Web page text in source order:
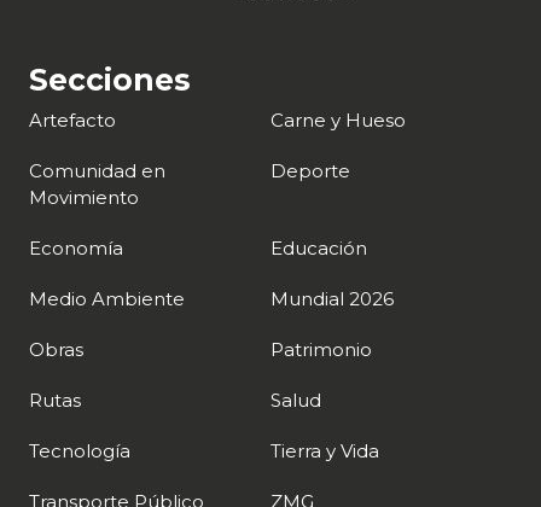
Secciones
Artefacto Carne y Hueso
Comunidad en
Movimiento
Deporte
Economía Educación
Medio Ambiente Mundial 2026
Obras Patrimonio
Rutas Salud
Tecnología Tierra y Vida
Transporte Público ZMG